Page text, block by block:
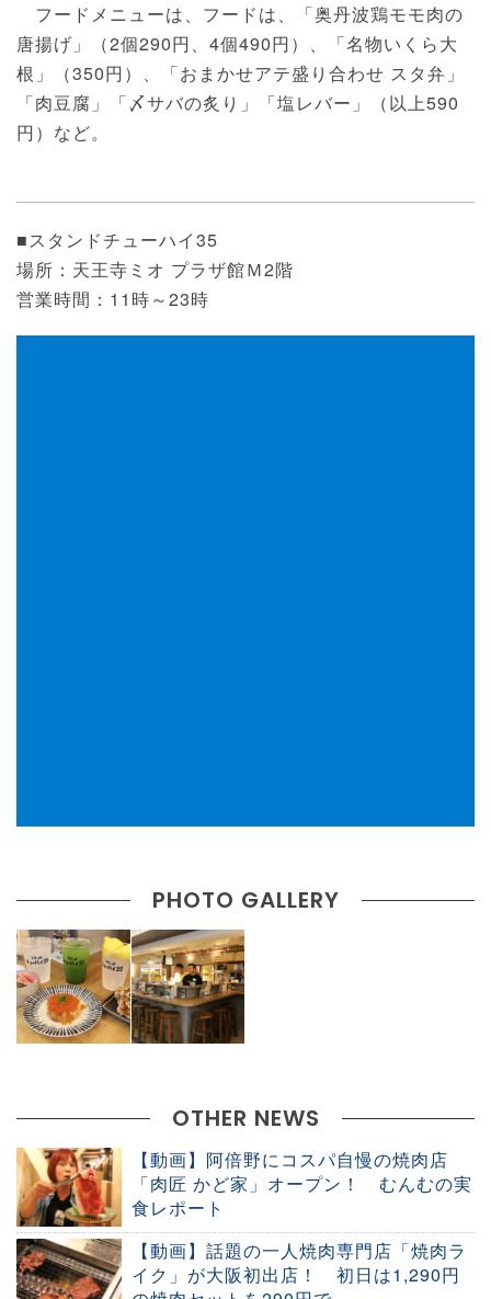
フードメニューは、フードは、「奥丹波鶏モモ肉の
唐揚げ」（2個290円、4個490円）、「名物いくら大
根」（350円）、「おまかせアテ盛り合わせ スタ弁」
「肉豆腐」「〆サバの炙り」「塩レバー」（以上590
円）など。
■スタンドチューハイ35
場所：天王寺ミオ プラザ館Ｍ2階
営業時間：11時～23時
PHOTO GALLERY
OTHER NEWS
【動画】阿倍野にコスパ自慢の焼肉店
「肉匠 かど家」オープン！ むんむの実
食レポート
【動画】話題の一人焼肉専門店「焼肉ラ
イク」が大阪初出店！ 初日は1,290円